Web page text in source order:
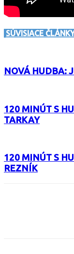
SÚVISIACE
NOVÁ HUDBA:
120 MINÚT S
TARKAY
120 MINÚT S
REZNÍK